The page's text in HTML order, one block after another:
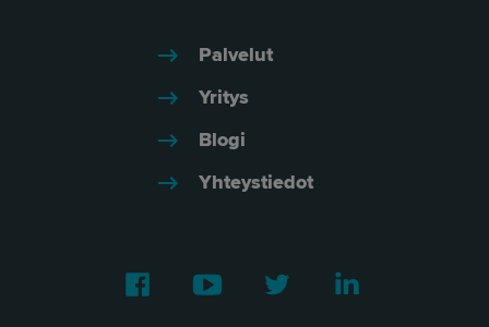
Palvelut
Yritys
Blogi
Yhteystiedot
Facebook Youtube Twitter